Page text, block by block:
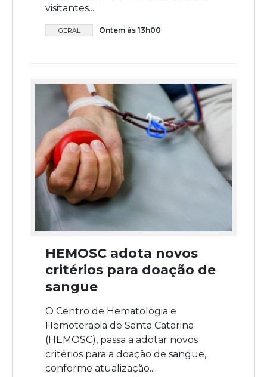
visitantes...
GERAL Ontem às 13h00
HEMOSC adota novos
critérios para doação de
sangue
O Centro de Hematologia e
Hemoterapia de Santa Catarina
(HEMOSC), passa a adotar novos
critérios para a doação de sangue,
conforme atualização...